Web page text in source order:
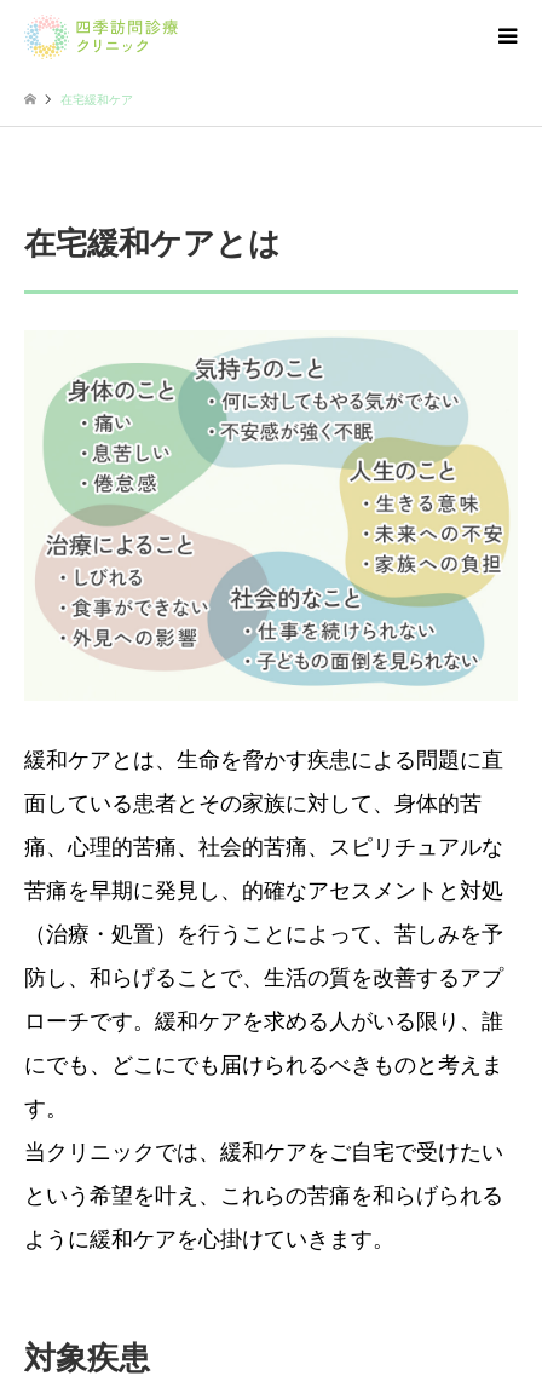
在宅緩和ケア
在宅緩和ケアとは
緩和ケアとは、生命を脅かす疾患による問題に直
面している患者とその家族に対して、身体的苦
痛、心理的苦痛、社会的苦痛、スピリチュアルな
苦痛を早期に発見し、的確なアセスメントと対処
（治療・処置）を行うことによって、苦しみを予
防し、和らげることで、生活の質を改善するアプ
ローチです。緩和ケアを求める人がいる限り、誰
にでも、どこにでも届けられるべきものと考えま
す。
当クリニックでは、緩和ケアをご自宅で受けたい
という希望を叶え、これらの苦痛を和らげられる
ように緩和ケアを心掛けていきます。
対象疾患